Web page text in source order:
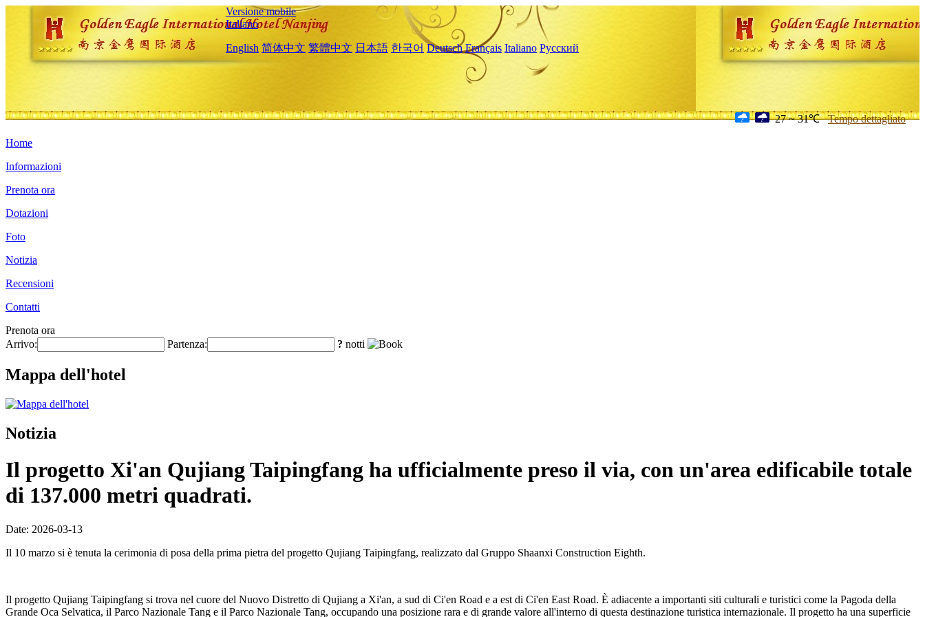
Versione mobile
Italiano
English 简体中文 繁體中文 日本語 한국어 Deutsch Français Italiano Русский
27 ~ 31℃ Tempo dettagliato
Home
Informazioni
Prenota ora
Dotazioni
Foto
Notizia
Recensioni
Contatti
Prenota ora
Arrivo:
Partenza: ? notti
Mappa dell'hotel
Notizia
Il progetto Xi'an Qujiang Taipingfang ha ufficialmente preso il via, con un'area edificabile totale
di 137.000 metri quadrati.
Date: 2026-03-13
Il 10 marzo si è tenuta la cerimonia di posa della prima pietra del progetto Qujiang Taipingfang, realizzato dal Gruppo Shaanxi Construction Eighth.
Il progetto Qujiang Taipingfang si trova nel cuore del Nuovo Distretto di Qujiang a Xi'an, a sud di Ci'en Road e a est di Ci'en East Road. È adiacente a importanti siti culturali e turistici come la Pagoda della
Grande Oca Selvatica, il Parco Nazionale Tang e il Parco Nazionale Tang, occupando una posizione rara e di grande valore all'interno di questa destinazione turistica internazionale. Il progetto ha una superficie